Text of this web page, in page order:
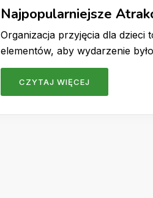
Najpopularniejsze
Organizacja przyjęcia dla dzieci
elementów, aby wydarzenie
CZYTAJ WIĘCEJ